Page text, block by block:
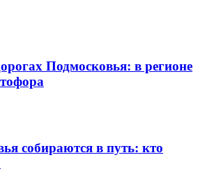
Подмосковья: в регионе
собираются в путь: кто